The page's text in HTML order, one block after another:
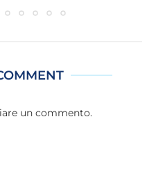
un commento.